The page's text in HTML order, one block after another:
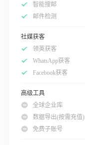
智能搜邮
邮件检测
社媒获客
领英获客
WhatsApp获客
Facebook获客
高级工具
全球企业库
数据导出(按需充值)
免费子账号